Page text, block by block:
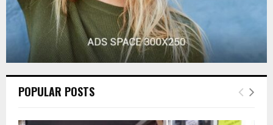
POPULAR POSTS